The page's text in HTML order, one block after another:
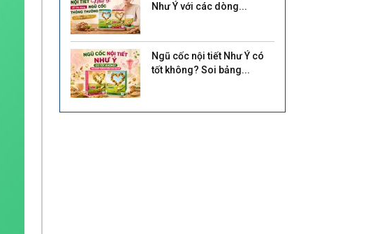
Như Ý với các dòng...
Ngũ cốc nội tiết Như Ý có
tốt không? Soi bảng...